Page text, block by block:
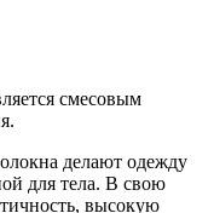
смесовым
делают одежду
для тела. В свою
высокую